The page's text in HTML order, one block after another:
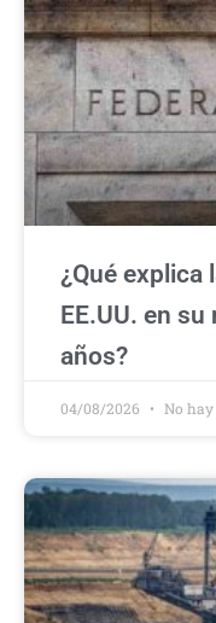
¿Qué explica
EE.UU. en
años?
04/08/2026 No